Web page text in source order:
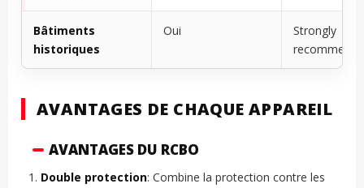
Bâtiments
historiques
Oui
Strongly
AVANTAGES DE CHAQUE APPAREIL
AVANTAGES DU RCBO
Double protection: Combine la protection contre les